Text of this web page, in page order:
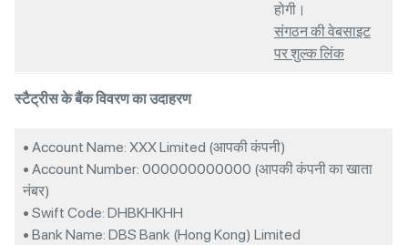
होगी।
संगठन की वेबसाइट
पर शुल्क लिंक
स्टैट्रीस के बैंक विवरण का उदाहरण
• Account Name: XXX Limited (आपकी कंपनी)
• Account Number: 000000000000 (आपकी कंपनी का खाता
नंबर)
• Swift Code: DHBKHKHH
• Bank Name: DBS Bank (Hong Kong) Limited